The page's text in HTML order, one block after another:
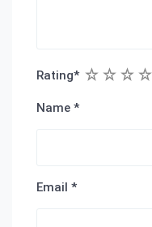
Rating* 5
4
3
2
1
Name *
Email *